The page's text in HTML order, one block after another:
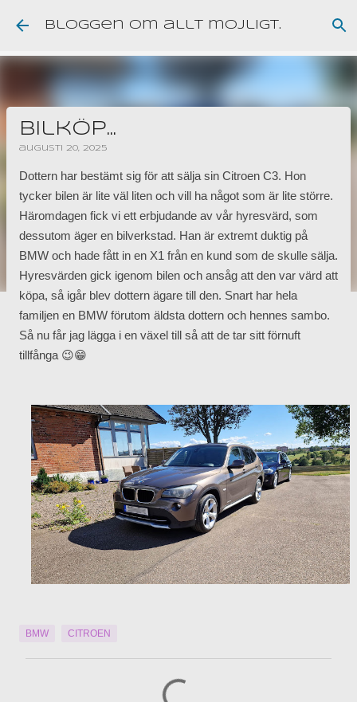
Fortsätt till huvudinnehåll
Bloggen om allt möjligt.
Bilköp...
augusti 20, 2025
Dottern har bestämt sig för att sälja sin Citroen C3. Hon
tycker bilen är lite väl liten och vill ha något som är lite större.
Häromdagen fick vi ett erbjudande av vår hyresvärd, som
dessutom äger en bilverkstad. Han är extremt duktig på
BMW och hade fått in en X1 från en kund som de skulle sälja.
Hyresvärden gick igenom bilen och ansåg att den var värd att
köpa, så igår blev dottern ägare till den. Snart har hela
familjen en BMW förutom äldsta dottern och hennes sambo.
Så nu får jag lägga i en växel till så att de tar sitt förnuft
tillfånga 😉😁
BMW CITROEN